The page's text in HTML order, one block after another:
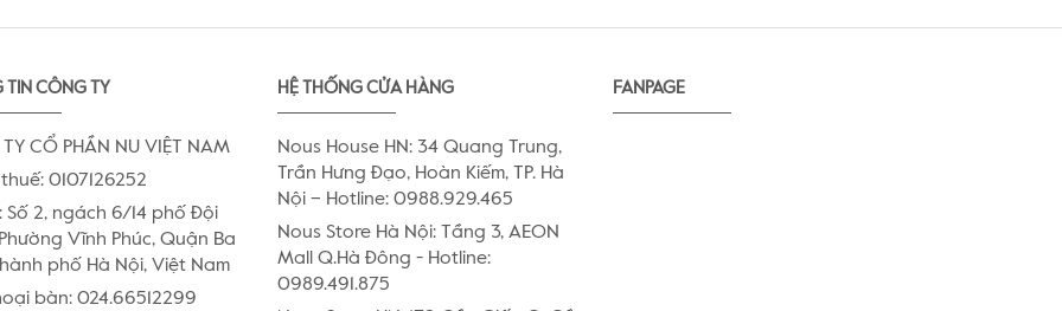
TIN CÔNG TY
CỔ PHẦN NU VIỆT NAM
0107126252
Số 2, ngách 6/14 phố Đội
Vĩnh Phúc, Quận Ba
phố Hà Nội, Việt Nam
bàn: 024.66512299
HỆ THỐNG CỬA HÀNG
Nous House HN: 34 Quang Trung,
Trần Hưng Đạo, Hoàn Kiếm, TP. Hà
Nội – Hotline: 0988.929.465
Nous Store Hà Nội: Tầng 3, AEON
Mall Q.Hà Đông - Hotline:
0989.491.875
FANPAGE